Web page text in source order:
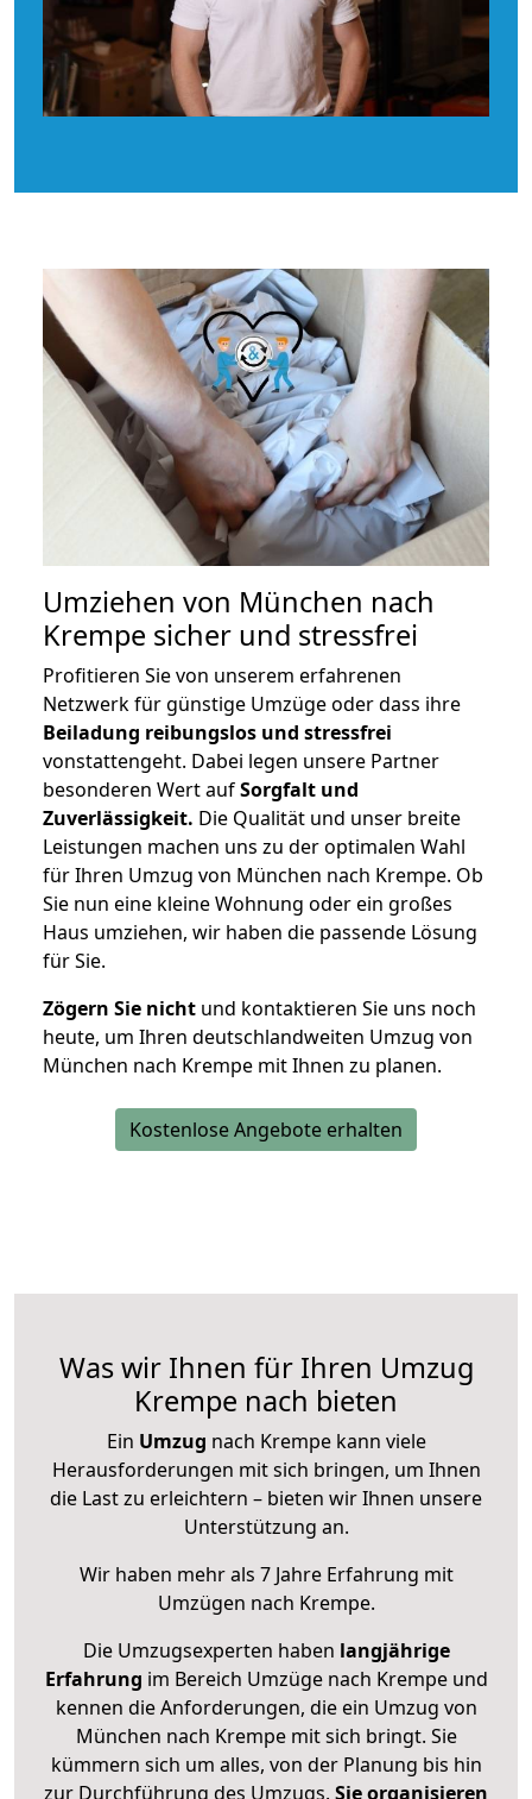
Umziehen von München nach
Krempe sicher und stressfrei
Profitieren Sie von unserem erfahrenen
Netzwerk für günstige Umzüge oder dass ihre
Beiladung reibungslos und stressfrei
vonstattengeht. Dabei legen unsere Partner
besonderen Wert aufSorgfalt und
Zuverlässigkeit. Die Qualität und unser breite
Leistungen machen uns zu der optimalen Wahl
für Ihren Umzug von München nach Krempe. Ob
Sie nun eine kleine Wohnung oder ein großes
Haus umziehen, wir haben die passende Lösung
für Sie.
Zögern Sie nicht und kontaktieren Sie uns noch
heute, um Ihren deutschlandweiten Umzug von
München nach Krempe mit Ihnen zu planen.
Kostenlose Angebote erhalten
Was wir Ihnen für Ihren Umzug
Krempe nach bieten
Ein Umzug nach Krempe kann viele
Herausforderungen mit sich bringen, um Ihnen
die Last zu erleichtern – bieten wir Ihnen unsere
Unterstützung an.
Wir haben mehr als 7 Jahre Erfahrung mit
Umzügen nach Krempe.
Die Umzugsexperten haben langjährige
Erfahrung im Bereich Umzüge nach Krempe und
kennen die Anforderungen, die ein Umzug von
München nach Krempe mit sich bringt. Sie
kümmern sich um alles, von der Planung bis hin
zur Durchführung des Umzugs. Sie organisieren